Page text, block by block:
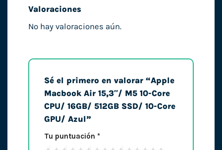
Valoraciones
No hay valoraciones aún.
Sé el primero en valorar “Apple
Macbook Air 15,3″/ M5 10-Core
CPU/ 16GB/ 512GB SSD/ 10-Core
GPU/ Azul”
Tu puntuación *